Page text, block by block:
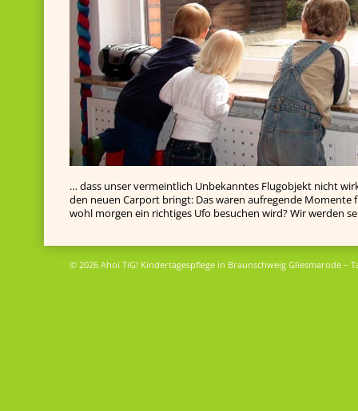
… dass unser vermeintlich Unbekanntes Flugobjekt nicht
den neuen Carport bringt: Das waren aufregende Momente
wohl morgen ein richtiges Ufo besuchen wird? Wir werden
© 2026 Ahoi TiG! Kindertagespflege in Braunschweig Gliesmarode –